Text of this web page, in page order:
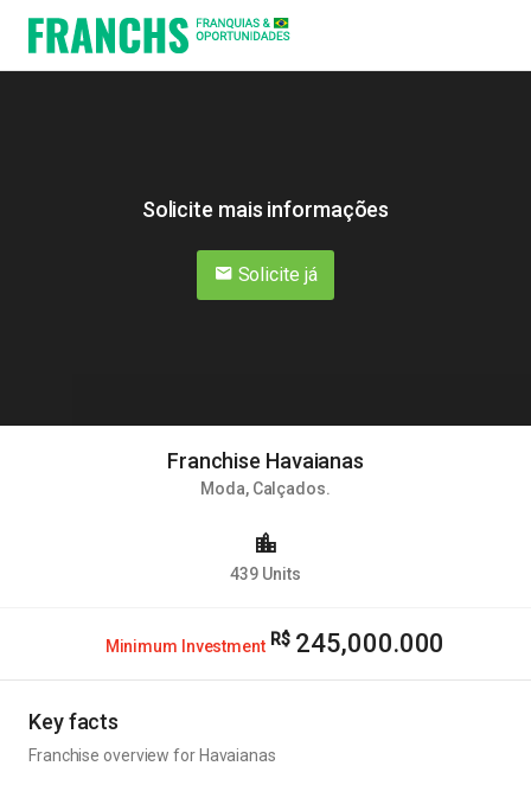
Franchise Havaianas
Moda, Calçados.
Minimum Investment 245,000.000
439 Units
Solicite mais informações
Solicite já
Key facts
Franchise overview for Havaianas